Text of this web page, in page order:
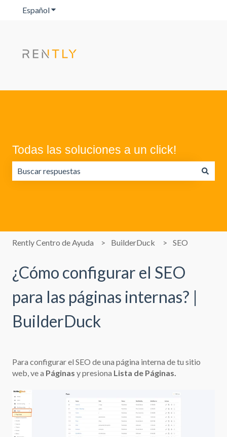
EspañolTraducciones de Mostrar submenú de
Todas las soluciones a un click!
Rently Centro de Ayuda BuilderDuck SEO
¿Cómo configurar el SEO
para las páginas internas? |
BuilderDuck
Para configurar el SEO de una página interna de tu sitio
web, ve a Páginas y presiona Lista de Páginas.